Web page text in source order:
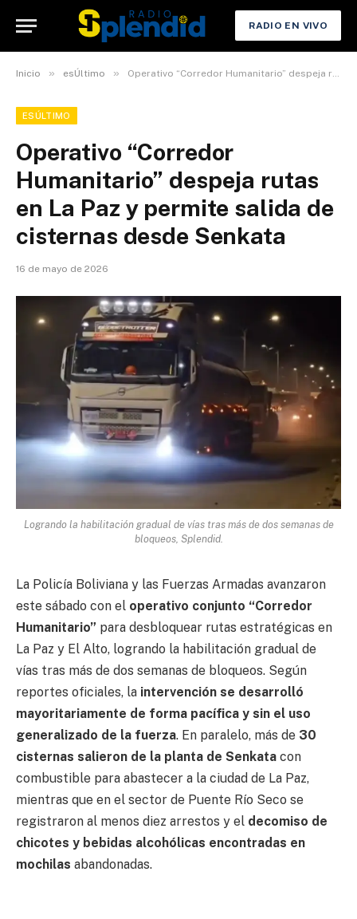
RADIO EN VIVO
Inicio » esÚltimo » Operativo “Corredor Humanitario” despeja rutas en La Paz y permite salida de cisternas desde Senkata
ESÚLTIMO
Operativo “Corredor
Humanitario” despeja rutas
en La Paz y permite salida de
cisternas desde Senkata
16 de mayo de 2026
Logrando la habilitación gradual de vías tras más de dos semanas de
bloqueos, Splendid.
La Policía Boliviana y las Fuerzas Armadas avanzaron
este sábado con el operativo conjunto “Corredor
Humanitario” para desbloquear rutas estratégicas en
La Paz y El Alto, logrando la habilitación gradual de
vías tras más de dos semanas de bloqueos. Según
reportes oficiales, la intervención se desarrolló
mayoritariamente de forma pacífica y sin el uso
generalizado de la fuerza. En paralelo, más de 30
cisternas salieron de la planta de Senkata con
combustible para abastecer a la ciudad de La Paz,
mientras que en el sector de Puente Río Seco se
registraron al menos diez arrestos y el decomiso de
chicotes y bebidas alcohólicas encontradas en
mochilas abandonadas.